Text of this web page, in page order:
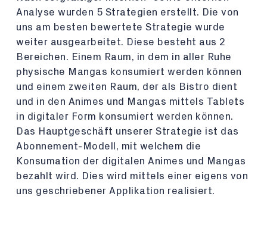
Analyse wurden 5 Strategien erstellt. Die von
uns am besten bewertete Strategie wurde
weiter ausgearbeitet. Diese besteht aus 2
Bereichen. Einem Raum, in dem in aller Ruhe
physische Mangas konsumiert werden können
und einem zweiten Raum, der als Bistro dient
und in den Animes und Mangas mittels Tablets
in digitaler Form konsumiert werden können.
Das Hauptgeschäft unserer Strategie ist das
Abonnement-Modell, mit welchem die
Konsumation der digitalen Animes und Mangas
bezahlt wird. Dies wird mittels einer eigens von
uns geschriebener Applikation realisiert.